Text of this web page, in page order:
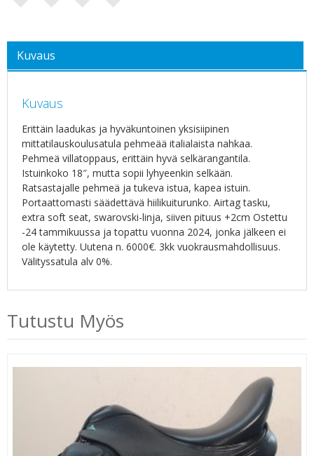
Kuvaus
Kuvaus
Erittäin laadukas ja hyväkuntoinen yksisiipinen
mittatilauskoulusatula pehmeää italialaista nahkaa.
Pehmeä villatoppaus, erittäin hyvä selkärangantila.
Istuinkoko 18″, mutta sopii lyhyeenkin selkään.
Ratsastajalle pehmeä ja tukeva istua, kapea istuin.
Portaattomasti säädettävä hiilikuiturunko. Airtag tasku,
extra soft seat, swarovski-linja, siiven pituus +2cm Ostettu
-24 tammikuussa ja topattu vuonna 2024, jonka jälkeen ei
ole käytetty. Uutena n. 6000€. 3kk vuokrausmahdollisuus.
Välityssatula alv 0%.
Tutustu Myös